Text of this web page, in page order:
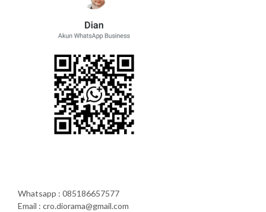
Whatsapp : 085186657577
Email : cro.diorama@gmail.com